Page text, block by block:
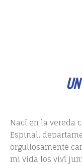
Nací en la vereda
Espinal,
orgullosamente
mi vida los viví